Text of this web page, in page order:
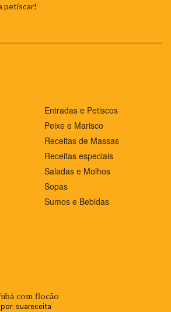
petiscar!
Entradas e Petiscos
Peixe e Marisco
Receitas de Massas
Receitas especiais
Saladas e Molhos
Sopas
Sumos e Bebidas
com flocão
suareceita